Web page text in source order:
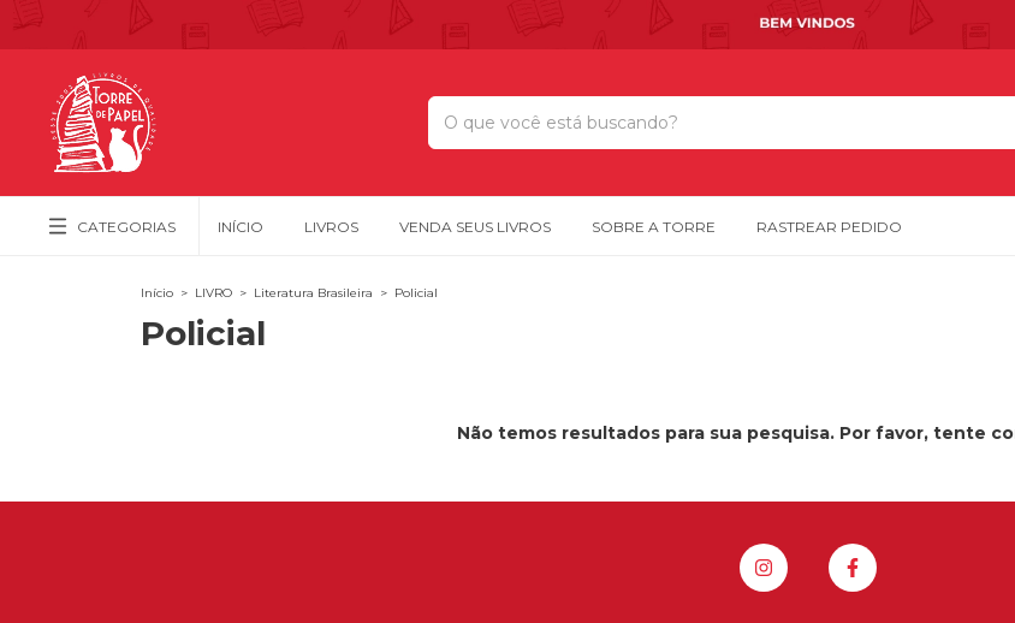
CATEGORIAS INÍCIO LIVROS VENDA SEUS LIVROS SOBRE A TORRE RASTREAR PEDIDO
Início > LIVRO > Literatura Brasileira > Policial
Policial
Não temos resultados para sua pesquisa. Por favor, tente